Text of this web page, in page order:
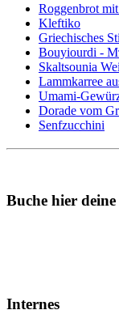
Roggenbrot
Kleftiko
Griechisches
Bouyiourdi -
Skaltsounia
Lammkarree
Umami-
Dorade vom
Senfzucchini
Buche hier
Internes